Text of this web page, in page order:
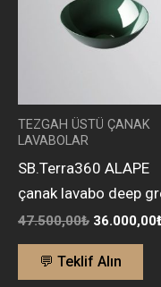
TEZGAH ÜSTÜ ÇANAK
LAVABOLAR
SB.Terra360 ALAPE
çanak lavabo deep
47.500,00₺ 36.000,00
💬 Teklif Alın